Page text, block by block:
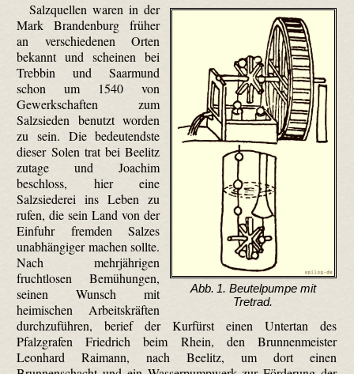
Abb. 1. Beutelpumpe mit
Tretrad.
Salzquellen waren in der
Mark Brandenburg früher
an verschiedenen Orten
bekannt und scheinen bei
Trebbin und Saarmund
schon um 1540 von
Gewerkschaften zum
Salzsieden benutzt worden
zu sein. Die bedeutendste
dieser Solen trat bei Beelitz
zutage und Joachim
beschloss, hier eine
Salzsiederei ins Leben zu
rufen, die sein Land von der
Einfuhr fremden Salzes
unabhängiger machen sollte.
Nach mehrjährigen
fruchtlosen Bemühungen,
seinen Wunsch mit
heimischen Arbeitskräften
durchzuführen, berief der Kurfürst einen Untertan des
Pfalzgrafen Friedrich beim Rhein, den Brunnenmeister
Leonhard Raimann, nach Beelitz, um dort einen